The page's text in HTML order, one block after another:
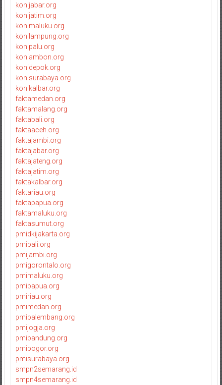
konijabar.org
konijatim.org
konimaluku.org
konilampung.org
konipalu.org
koniambon.org
konidepok.org
konisurabaya.org
konikalbar.org
faktamedan.org
faktamalang.org
faktabali.org
faktaaceh.org
faktajambi.org
faktajabar.org
faktajateng.org
faktajatim.org
faktakalbar.org
faktariau.org
faktapapua.org
faktamaluku.org
faktasumut.org
pmidkijakarta.org
pmibali.org
pmijambi.org
pmigorontalo.org
pmimaluku.org
pmipapua.org
pmiriau.org
pmimedan.org
pmipalembang.org
pmijogja.org
pmibandung.org
pmibogor.org
pmisurabaya.org
smpn2semarang.id
smpn4semarang.id